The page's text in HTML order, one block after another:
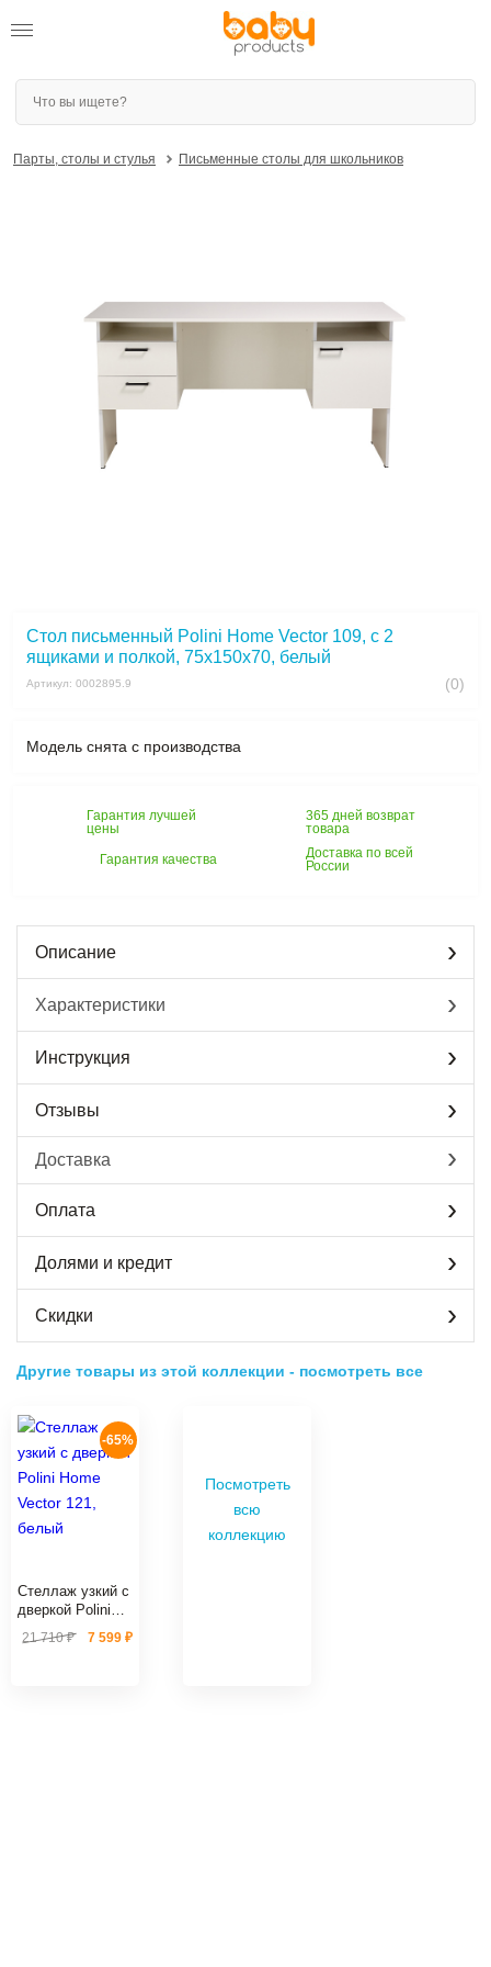
Парты, столы и стулья Письменные столы для школьников
Стол письменный Polini Home Vector 109, с 2
ящиками и полкой, 75х150х70, белый
Артикул: 0002895.9 (0)
Модель снята с производства
Гарантия лучшей
цены
365 дней возврат
товара
Гарантия качества
Доставка по всей
России
Описание
Характеристики
Инструкция
Отзывы
Доставка
Оплата
Долями и кредит
Скидки
Другие товары из этой коллекции - посмотреть все
-65%
Стеллаж узкий с
дверкой Polini
Home Vector 121,
белый
21 710 ₽ 7 599 ₽
Посмотреть
всю
коллекцию